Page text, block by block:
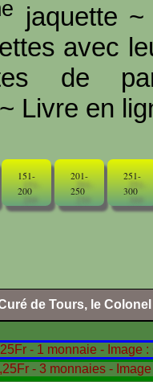
jaquette
avec
de
Livre en
151-
200
201-
250
251-
300
de Tours, le